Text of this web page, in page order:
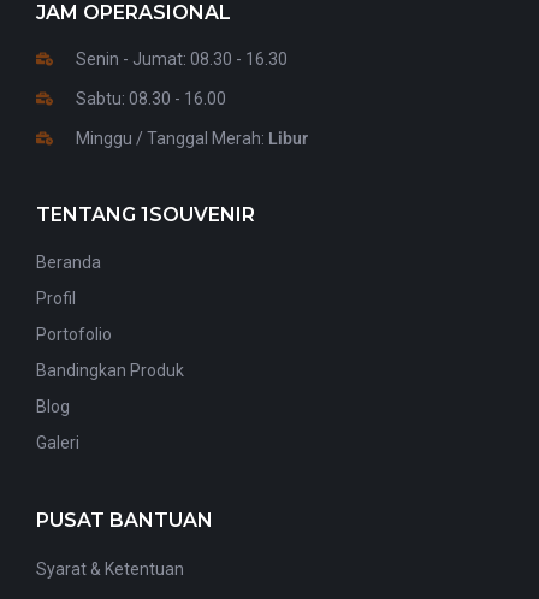
JAM OPERASIONAL
Senin - Jumat: 08.30 - 16.30
Sabtu: 08.30 - 16.00
Minggu / Tanggal Merah: Libur
TENTANG 1SOUVENIR
Beranda
Profil
Portofolio
Bandingkan Produk
Blog
Galeri
PUSAT BANTUAN
Syarat & Ketentuan